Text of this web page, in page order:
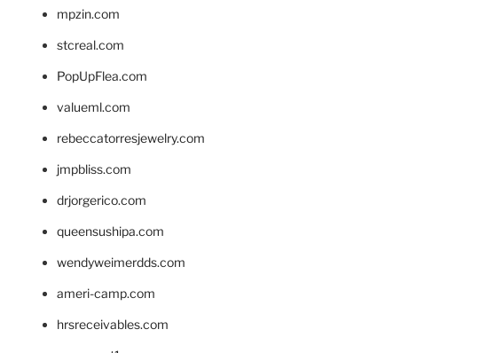
mpzin.com
stcreal.com
PopUpFlea.com
valueml.com
rebeccatorresjewelry.com
jmpbliss.com
drjorgerico.com
queensushipa.com
wendyweimerdds.com
ameri-camp.com
hrsreceivables.com